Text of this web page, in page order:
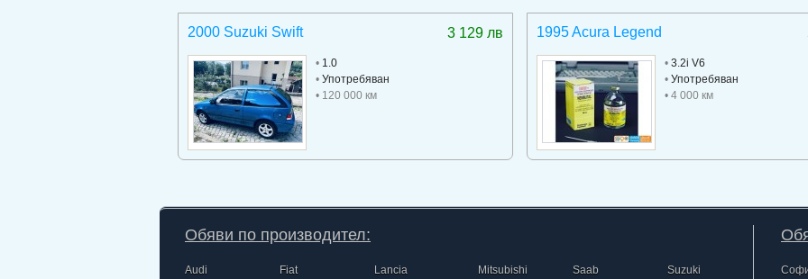
3 129 лв
2000 Suzuki Swift
• 1.0
• Употребяван
• 120 000 км
1995 Acura Legend
•3.2i V6
•Употребяван
• 4 000 км
Обяви по производител:
Audi
Fiat
Lancia
Mitsubishi
Saab
Suzuki